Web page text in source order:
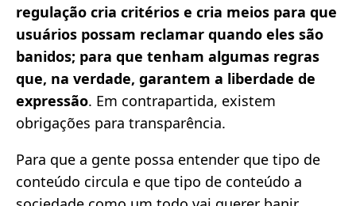
regulação cria critérios e cria meios para que
usuários possam reclamar quando eles são
banidos; para que tenham algumas regras
que, na verdade, garantem a liberdade de
expressão. Em contrapartida, existem
obrigações para transparência.
Para que a gente possa entender que tipo de
conteúdo circula e que tipo de conteúdo a